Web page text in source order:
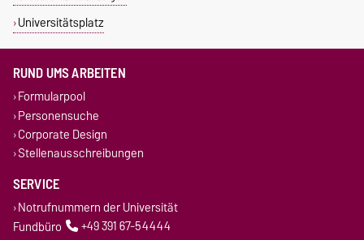
Universitätsplatz
RUND UMS ARBEITEN
Formularpool
Personensuche
Corporate Design
Stellenausschreibungen
SERVICE
Notrufnummern der Universität
Fundbüro
+49 391 67-54444